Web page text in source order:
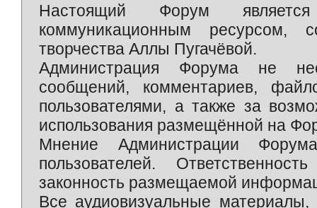
Настоящий Форум является
коммуникационным ресурсом,
творчества Аллы Пугачёвой.
Администрация Форума не
сообщений, комментариев,
пользователями, а также за
использования размещённой на
Мнение Администрации
пользователей.
законность размещаемой
Все аудиовизуальные